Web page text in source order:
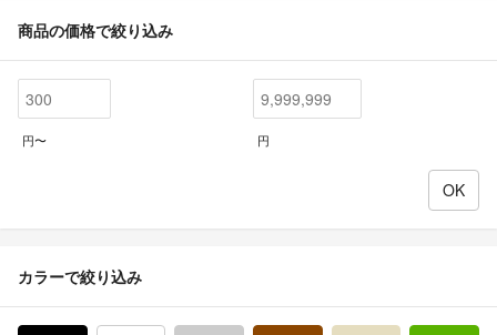
商品の価格で絞り込み
円〜 円
カラーで絞り込み